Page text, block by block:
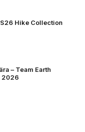
Hike Collection
– Team Earth
2026